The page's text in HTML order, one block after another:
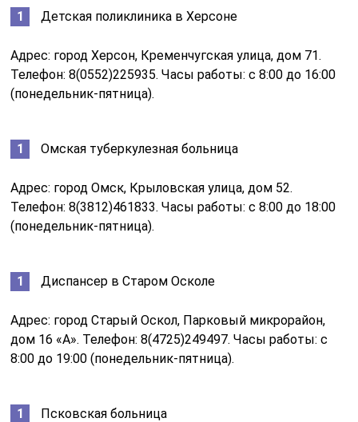
Детская поликлиника в Херсоне
Адрес: город Херсон, Кременчугская улица, дом 71.
Телефон: 8(0552)225935. Часы работы: с 8:00 до 16:00
(понедельник-пятница).
Омская туберкулезная больница
Адрес: город Омск, Крыловская улица, дом 52.
Телефон: 8(3812)461833. Часы работы: с 8:00 до 18:00
(понедельник-пятница).
Диспансер в Старом Осколе
Адрес: город Старый Оскол, Парковый микрорайон,
дом 16 «А». Телефон: 8(4725)249497. Часы работы: с
8:00 до 19:00 (понедельник-пятница).
Псковская больница